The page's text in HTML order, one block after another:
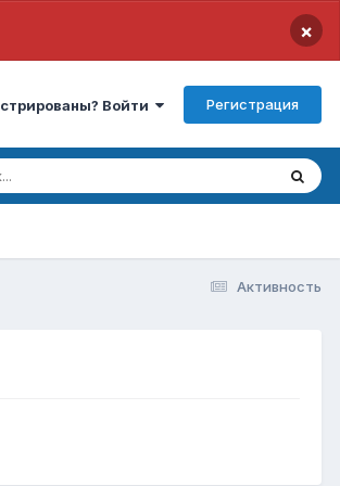
×
Войти Регистрация
Активность